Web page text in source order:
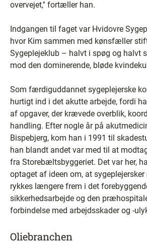
overvejet,'' fortæller han.
Indgangen til faget var Hvidovre
hvor Kim sammen med kønsfæller
Sygeplejeklub – halvt i spøg og halvt
mod den dominerende, bløde
Som færdiguddannet sygeplejerske
hurtigt ind i det akutte arbejde, fordi
af opgaver, der krævede overblik,
handling. Efter nogle år på
Bispebjerg, kom han i 1991 til
han blandt andet var med til at
fra Storebæltsbyggeriet. Det var her,
optaget af ideen om, at
rykkes længere frem i det
sikkerhedsarbejde og den
forbindelse med arbejdsskader og -
Oliebranchen